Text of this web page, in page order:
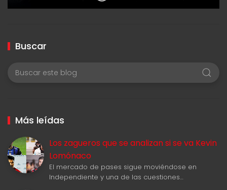
Buscar
Más leídas
Los zagueros que se analizan si se va Kevin
Lomónaco
El mercado de pases sigue moviéndose en
Independiente y una de las cuestiones…